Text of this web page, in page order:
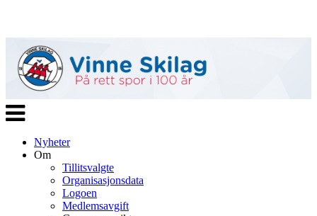
Veksle
navigasjon
Nyheter
Om
Tillitsvalgte
Organisasjonsdata
Logoen
Medlemsavgift